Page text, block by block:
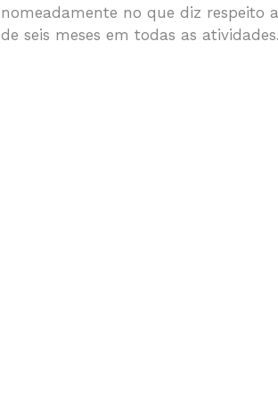
nomeadamente no que diz respeito
de seis meses em todas as atividades.